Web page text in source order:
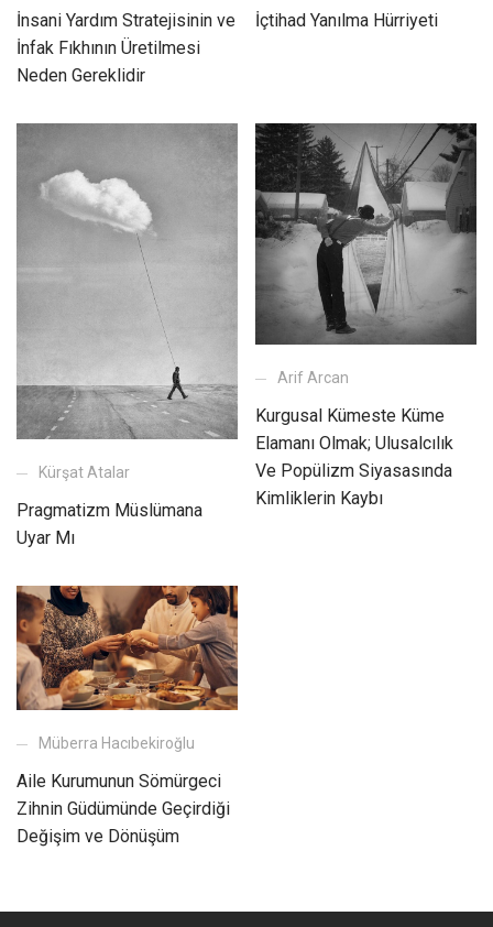
İnsani Yardım Stratejisinin ve
İnfak Fıkhının Üretilmesi
Neden Gereklidir
İçtihad Yanılma Hürriyeti
Kürşat Atalar
Pragmatizm Müslümana
Uyar Mı
Arif Arcan
Kurgusal Kümeste Küme
Elamanı Olmak; Ulusalcılık
Ve Popülizm Siyasasında
Kimliklerin Kaybı
Müberra Hacıbekiroğlu
Aile Kurumunun Sömürgeci
Zihnin Güdümünde Geçirdiği
Değişim ve Dönüşüm